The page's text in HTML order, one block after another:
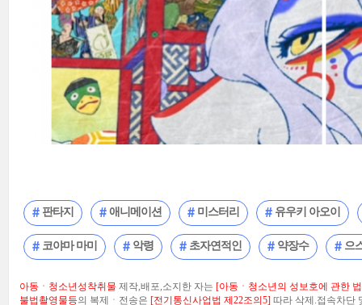
판타지 애니메이션 미스터리 유우키 아오이
코야마 마미 악령 초자연적인 약장수 으
아동ㆍ청소년성착취물 제작,배포,소지한 자는 [아동ㆍ청소년의 성보호에 관한
불법촬영물등의 복제ㆍ전송은 [전기통신사업법 제22조의5] 따라 삭제.접속차단